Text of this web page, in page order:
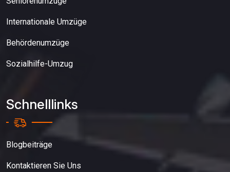
Internationale Umzüge
Behördenumzüge
Sozialhilfe-Umzug
Schnelllinks
Blogbeiträge
Kontaktieren Sie Uns